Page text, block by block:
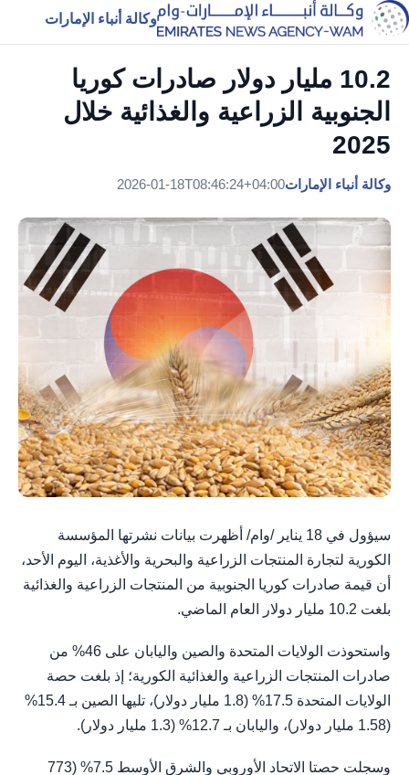
وكالة أنباء الإمارات
10.2 مليار دولار صادرات كوريا
الجنوبية الزراعية والغذائية خلال
2025
وكالة أنباء الإمارات2026-01-18T08:46:24+04:00
سيؤول في 18 يناير /وام/ أظهرت بيانات نشرتها المؤسسة
الكورية لتجارة المنتجات الزراعية والبحرية والأغذية، اليوم الأحد،
أن قيمة صادرات كوريا الجنوبية من المنتجات الزراعية والغذائية
بلغت 10.2 مليار دولار العام الماضي.
واستحوذت الولايات المتحدة والصين واليابان على 46% من
صادرات المنتجات الزراعية والغذائية الكورية؛ إذ بلغت حصة
الولايات المتحدة 17.5% (1.8 مليار دولار)، تليها الصين بـ 15.4%
(1.58 مليار دولار)، واليابان بـ 12.7% (1.3 مليار دولار).
وسجلت حصتا الاتحاد الأوروبي والشرق الأوسط 7.5% (773